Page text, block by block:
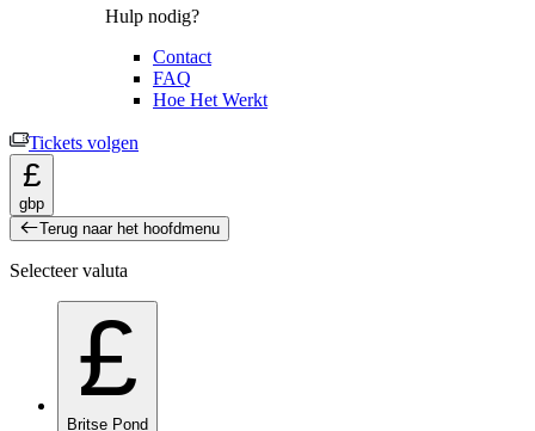
Hulp nodig?
Contact
FAQ
Hoe Het Werkt
Tickets volgen
£
gbp
Terug naar het hoofdmenu
Selecteer valuta
£
Britse Pond